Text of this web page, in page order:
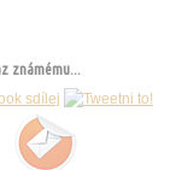
známému...